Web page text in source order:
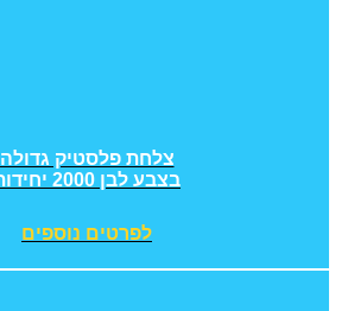
צלחת פלסטיק גדולה
בצבע לבן 2000 יחידות
לפרטים נוספים